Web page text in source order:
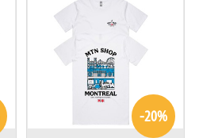
-20%